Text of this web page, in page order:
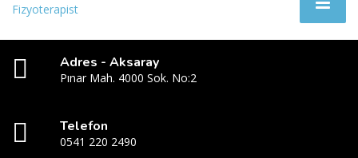
Adres - Aksaray
Pınar Mah. 4000 Sok. No:2
Telefon
0541 220 2490